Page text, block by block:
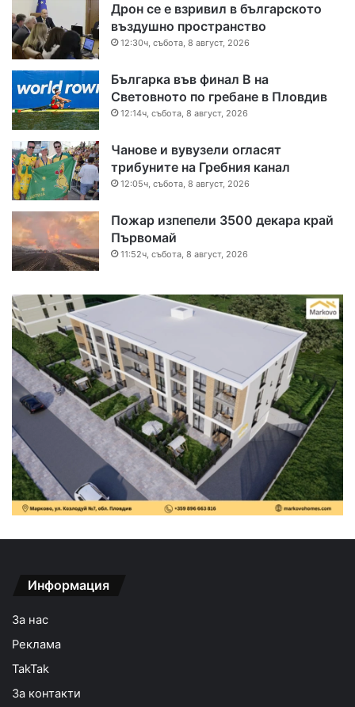
Дрон се е взривил в българското
въздушно пространство
12:30ч, събота, 8 август, 2026
Българка във финал B на
Световното по гребане в Пловдив
12:14ч, събота, 8 август, 2026
Чанове и вувузели огласят
трибуните на Гребния канал
12:05ч, събота, 8 август, 2026
Пожар изпепели 3500 декара край
Първомай
11:52ч, събота, 8 август, 2026
Информация
За нас
Реклама
TakTak
За контакти